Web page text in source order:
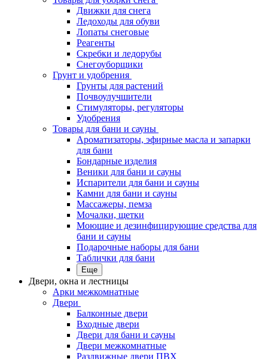
Движки для снега
Ледоходы для обуви
Лопаты снеговые
Реагенты
Скребки и ледорубы
Снегоуборщики
Грунт и удобрения
Грунты для растений
Почвоулучшители
Стимуляторы, регуляторы
Удобрения
Товары для бани и сауны
Ароматизаторы, эфирные масла и запарки
для бани
Бондарные изделия
Веники для бани и сауны
Испарители для бани и сауны
Камни для бани и сауны
Массажеры, пемза
Мочалки, щетки
Моющие и дезинфицирующие средства для
бани и сауны
Подарочные наборы для бани
Таблички для бани
Еще
Двери, окна и лестницы
Арки межкомнатные
Двери
Балконные двери
Входные двери
Двери для бани и сауны
Двери межкомнатные
Раздвижные двери ПВХ